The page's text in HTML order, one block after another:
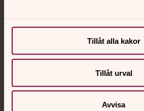
Tillåt alla kakor
Tillåt urval
Avvisa